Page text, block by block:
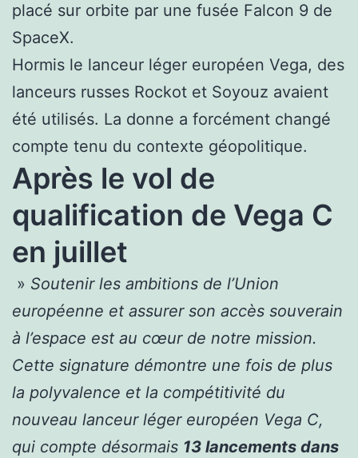
placé sur orbite par une fusée Falcon 9 de
SpaceX.
Hormis le lanceur léger européen Vega, des
lanceurs russes Rockot et Soyouz avaient
été utilisés. La donne a forcément changé
compte tenu du contexte géopolitique.
Après le vol de
qualification de Vega C
en juillet
» Soutenir les ambitions de l’Union
européenne et assurer son accès souverain
à l’espace est au cœur de notre mission.
Cette signature démontre une fois de plus
la polyvalence et la compétitivité du
nouveau lanceur léger européen Vega C,
qui compte désormais 13 lancements dans